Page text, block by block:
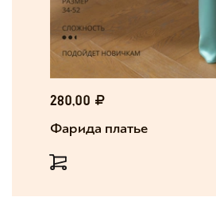
280,00
Фарида платье